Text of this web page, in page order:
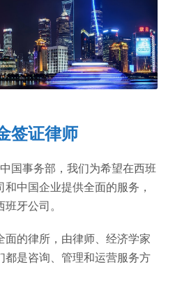
签证律师
国事务部，我们为希望在西班
中国企业提供全面的服务，
牙公司。
的律所，由律师、经济学家
都是咨询、管理和运营服务方